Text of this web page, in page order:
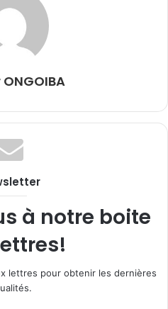
à notre boite
lettres pour obtenir les dernières